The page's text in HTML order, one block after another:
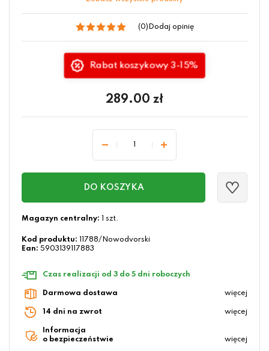
(0) Dodaj opinię
Rabat koszykowy 3-15%
289.00 zł
DO KOSZYKA
Magazyn centralny: 1 szt.
Kod produktu:
11788/Nowodvorski
Ean: 5903139117883
Czas realizacji od 3 do 5 dni roboczych
Darmowa dostawa więcej
14 dni na zwrot więcej
Informacja
o bezpieczeństwie
więcej